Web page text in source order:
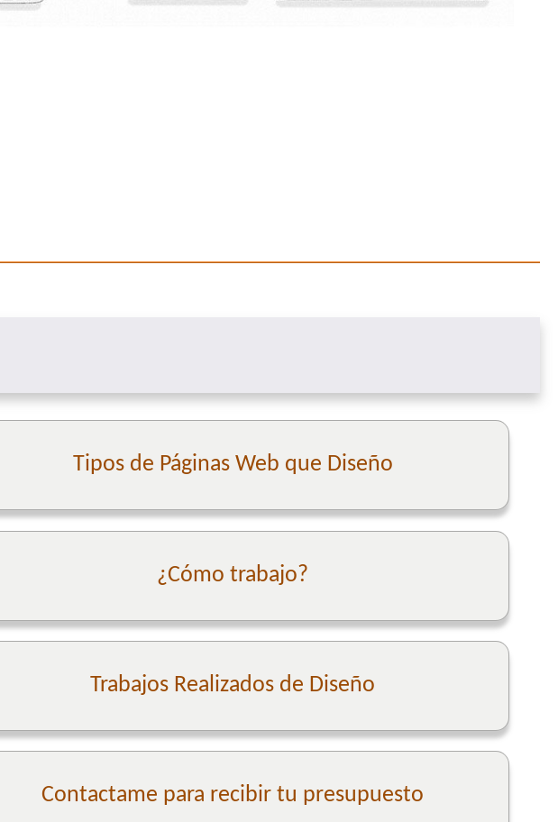
Tipos de Páginas Web que Diseño
¿Cómo trabajo?
Trabajos Realizados de Diseño
Contactame para recibir tu presupuesto